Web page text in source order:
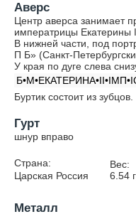
Аверс
Центр аверса занимает
императрицы Екатерины
В нижней части, под
П Б» (Санкт-
У края по дуге слева
Буртик состоит из зубцов.
Гурт
шнур вправо
Страна:
Царская Россия
Вес:
6.54
Металл